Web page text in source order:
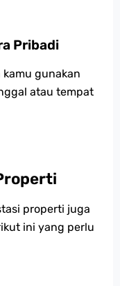
Pribadi
gunakan
atau tempat
properti juga
ini yang perlu